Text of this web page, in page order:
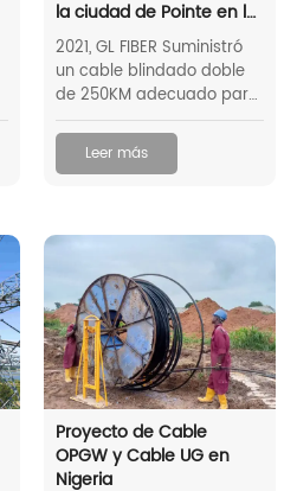
la ciudad de Pointe en la
República del Congo
2021, GL FIBER Suministró
un cable blindado doble
de 250KM adecuado para
la colocación, el entierro y
la recuperación y para
proporcionar protección
cable es lo
como para que sea poco
probable que se mueva
por la acción de las
mareas.
Leer más
Proyecto de Cable
OPGW y Cable UG en
Nigeria